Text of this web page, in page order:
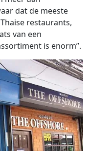
dat de meeste
restaurants,
van een
is enorm”.